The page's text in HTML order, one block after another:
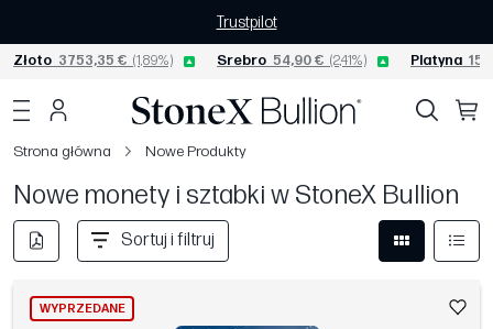
Trustpilot
Złoto 3753,35 € (1,89%) Srebro 54,90 € (2,41%) Platyna
Strona główna Nowe Produkty
Nowe monety i sztabki w StoneX Bullion
Sortuj i filtruj
WYPRZEDANE